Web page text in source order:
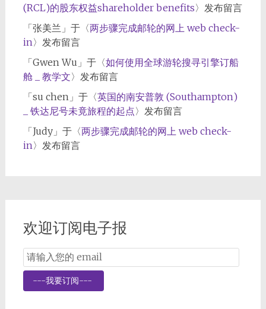
(RCL)的股东权益shareholder benefits〉发布留言
「张美兰 」于〈两步骤完成邮轮的网上 web check-
in〉发布留言
「Gwen Wu 」于〈如何使用全球游轮搜寻引擎订船
舱 _ 教学文〉发布留言
「su chen 」于〈英国的南安普敦 (Southampton)
_ 铁达尼号未竟旅程的起点〉发布留言
「Judy」于〈两步骤完成邮轮的网上 web check-
in〉发布留言
欢迎订阅电子报
Email
Subscription
---我要订阅---